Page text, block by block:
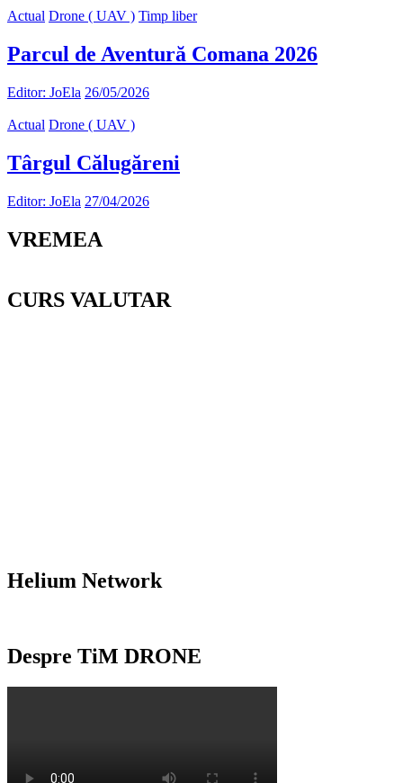
Actual Drone ( UAV ) Timp liber
Parcul de Aventură Comana 2026
Editor: JoEla 26/05/2026
Actual Drone ( UAV )
Târgul Călugăreni
Editor: JoEla 27/04/2026
VREMEA
CURS VALUTAR
Helium Network
Despre TiM DRONE